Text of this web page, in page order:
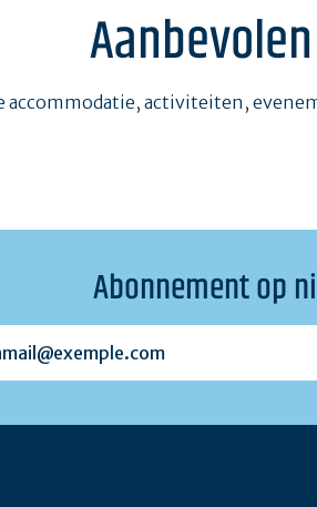
accommodatie, activiteiten,
Abonnement op